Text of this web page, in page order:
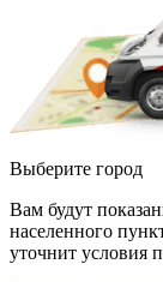
Выберите город
Вам будут
населенного
уточнит условия